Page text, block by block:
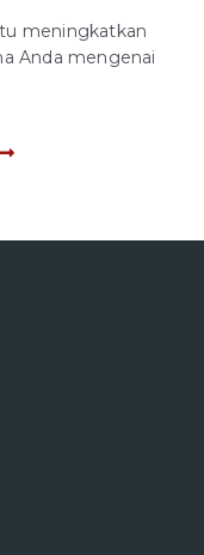
meningkatkan
Anda mengenai